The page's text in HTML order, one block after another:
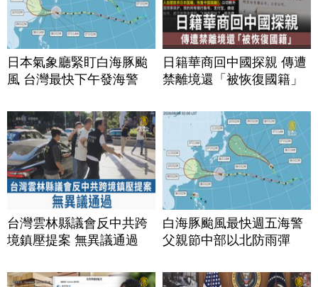
日本氣象廳緊盯白海豚颱
風 台灣最快下午發海警
日籍華商回中國探親 傳遭
禁離境還「被恢復國籍」
台灣雲林縣議會反中共跨
境鎮壓提案 無異議通過
白海豚颱風最快週五海警
父親節中部以北防雨彈